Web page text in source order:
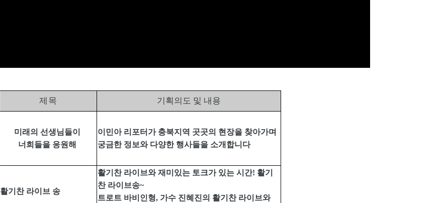
제 목 기획의도 및 내용
미래의 선생님들이
너희들을 응원해
이민아 리포터가 충북지역 곳곳의 현장을 찾아가며
궁금한 정보와 다양한 행사들을 소개합니다
활기찬 라이브 송
활기찬 라이브와 재미있는 토크가 있는 시간! 활기
찬 라이브송~
트로트 바비인형, 가수 진혜진의 활기찬 라이브와